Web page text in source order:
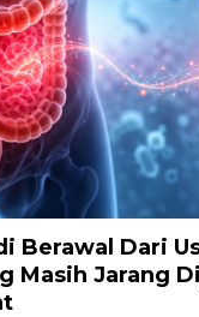
Berawal Dari
Masih Jarang